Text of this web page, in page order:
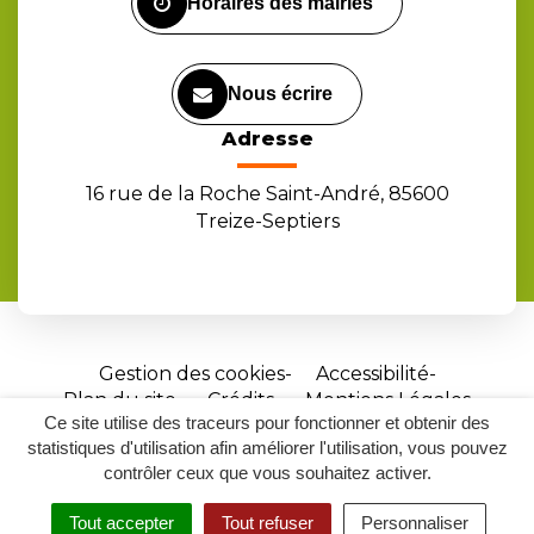
Ce site utilise des traceurs pour fonctionner et obtenir des
statistiques d'utilisation afin améliorer l'utilisation, vous pouvez
contrôler ceux que vous souhaitez activer.
Tout accepter Tout refuser Personnaliser
Nous écrire
Adresse
16 rue de la Roche Saint-André, 85600
Treize-Septiers
Gestion des cookies
Accessibilité
Plan du site
Crédits
Mentions Légales
Site
réalisé
par
Inovagora